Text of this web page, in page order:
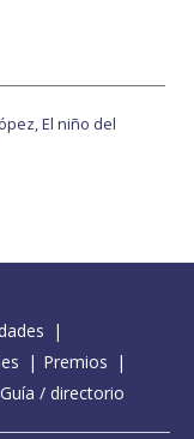
El niño del
Premios
Guía / directorio